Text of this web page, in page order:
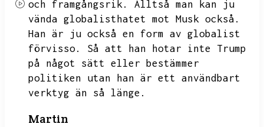
och framgångsrik.
Alltså man kan ju
vända globalisthatet mot Musk också.
Han är ju också en form av globalist
förvisso.
Så att han hotar inte Trump
på något sätt eller bestämmer
politiken utan han är ett användbart
verktyg än så länge.
Martin